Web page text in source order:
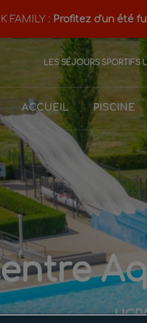
FAMILY : Profitez d'un été
LES SÉJOURS SPORTIFS
ACCUEIL PISCINE